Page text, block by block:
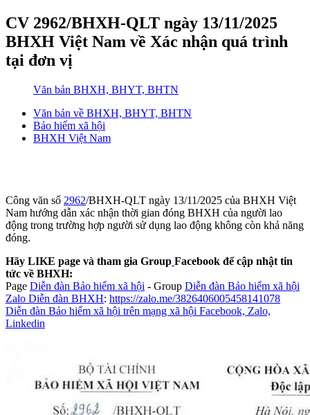
CV 2962/BHXH-QLT ngày 13/11/2025
BHXH Việt Nam về Xác nhận quá trình
tại đơn vị
Văn bản BHXH, BHYT, BHTN
Văn bản về BHXH, BHYT, BHTN
Bảo hiểm xã hội
BHXH Việt Nam
Công văn số 2962/BHXH-QLT ngày 13/11/2025 của BHXH Việt
Nam hướng dẫn xác nhận thời gian đóng BHXH của người lao
động trong trường hợp người sử dụng lao động không còn khả năng
đóng.
Hãy LIKE page và tham gia Group Facebook để cập nhật tin
tức về BHXH:
Page Diễn đàn Bảo hiểm xã hội - Group Diễn đàn Bảo hiểm xã hội
Zalo Diễn đàn BHXH: https://zalo.me/3826406005458141078
Diễn đàn Bảo hiểm xã hội trên mạng xã hội Facebook, Zalo,
Linkedin